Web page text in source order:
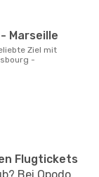
Marseille
-
Flugtickets